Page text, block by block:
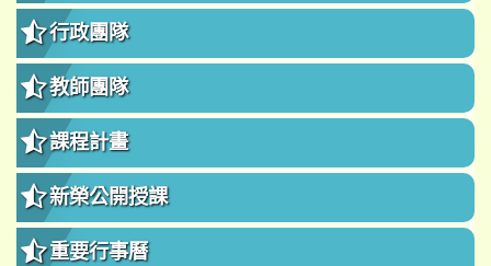
行政團隊
教師團隊
課程計畫
新榮公開授課
重要行事曆